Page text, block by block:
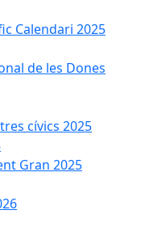
Calendari 2025
de les Dones
cívics 2025
Gran 2025